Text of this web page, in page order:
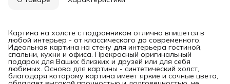
Картина на холсте с подрамником отлично впишется в
любой интерьер - от классического до современного.
Идеальная картина на стену для интерьера гостиной,
спальни, кухни и офиса. Прекрасный оригинальный
подарок для Ваших близких и друзей или для себя
любимых. Основа для картины - синтетический холст,
благодаря которому картина имеет яркие и сочные цвета,